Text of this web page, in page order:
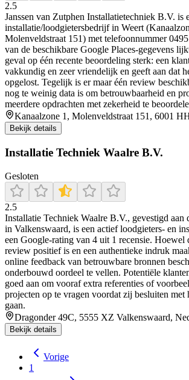
2.5
Janssen van Zutphen Installatietechniek B.V. is
installatie/loodgietersbedrijf in Weert
Molenveldstraat 151) met telefoonnummer
van de beschikbare Google Places-gegevens
geval op één recente beoordeling sterk: een
vakkundig en zeer vriendelijk en geeft aan dat
opgelost. Tegelijk is er maar één review
nog te weinig data is om betrouwbaarheid en
meerdere opdrachten met zekerheid te
Kanaalzone 1, Molenveldstraat 151, 6001
Bekijk details
Installatie Techniek Waalre B.V.
Gesloten
2.5
Installatie Techniek Waalre B.V., gevestigd aan
in Valkenswaard, is een actief loodgieters‑ en
een Google‑rating van 4 uit 1 recensie. Hoewel
review positief is en een authentieke indruk
online feedback van betrouwbare bronnen
onderbouwd oordeel te vellen. Potentiële
goed aan om vooraf extra referenties of
projecten op te vragen voordat zij besluiten met
gaan.
Dragonder 49C, 5555 XZ Valkenswaard,
Bekijk details
Vorige
1